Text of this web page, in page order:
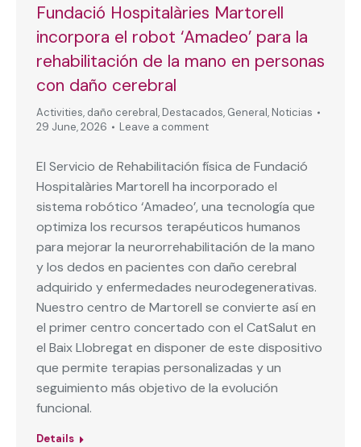
Fundació Hospitalàries Martorell
incorpora el robot ‘Amadeo’ para la
rehabilitación de la mano en personas
con daño cerebral
Activities, daño cerebral, Destacados, General, Noticias
29 June, 2026
Leave a comment
El Servicio de Rehabilitación física de Fundació
Hospitalàries Martorell ha incorporado el
sistema robótico ‘Amadeo’, una tecnología que
optimiza los recursos terapéuticos humanos
para mejorar la neurorrehabilitación de la mano
y los dedos en pacientes con daño cerebral
adquirido y enfermedades neurodegenerativas.
Nuestro centro de Martorell se convierte así en
el primer centro concertado con el CatSalut en
el Baix Llobregat en disponer de este dispositivo
que permite terapias personalizadas y un
seguimiento más objetivo de la evolución
funcional.
Details